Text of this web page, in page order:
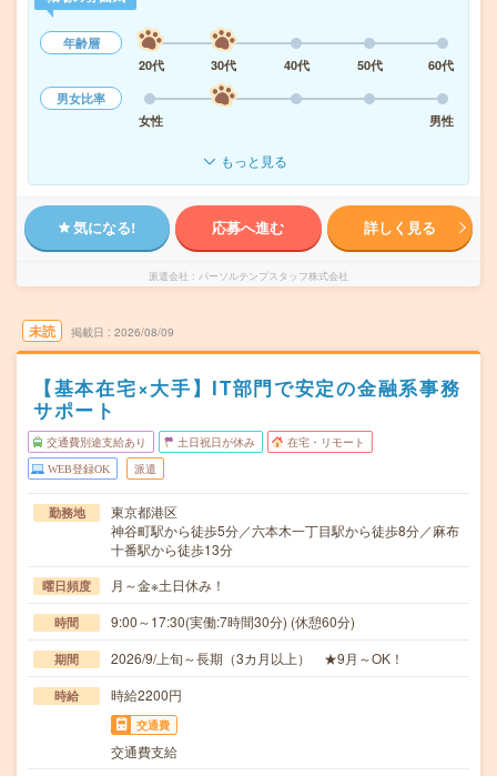
年齢層
20代
30代 40代 50代
60代
男女比率
女性
男性
もっと見る
気になる! 応募へ進む 詳しく見る
派遣会社 パーソルテンプスタッフ株式会社
未読 掲載日 2026/08/09
【基本在宅×大手】IT部門で安定の金融系事務
サポート
交通費別途支給あり 土日祝日が休み 在宅・リモート
WEB登録OK 派遣
勤務地
東京都港区
神谷町駅から徒歩5分／六本木一丁目駅から徒歩8分／麻布
十番駅から徒歩13分
曜日頻度 月～金※土日休み！
時間 9:00～17:30(実働:7時間30分) (休憩60分)
期間 2026/9/上旬～長期（3カ月以上） ★9月～OK！
時給 時給2200円
交通費
交通費支給